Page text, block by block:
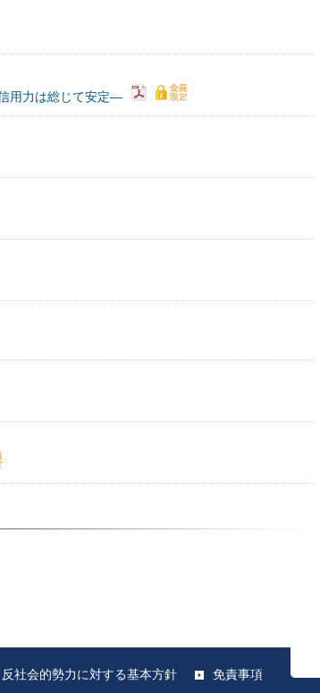
用力は総じて安定―
反社会的勢力に対する基本方針 免責事項